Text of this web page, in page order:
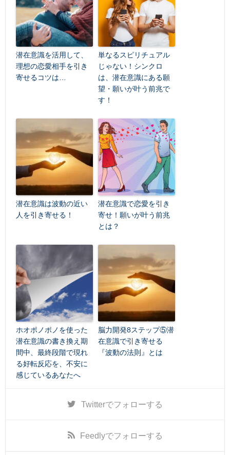
潜在意識を活用して、
理想の恋愛相手を引き
寄せるコツは…
単なるスピリチュアル
じゃない！シンクロ
は、潜在意識にある願
望・願いが叶う前兆で
す！
潜在意識は波動の近い
人を引き寄せる！
潜在意識で恋愛を引き
寄せ！願いが叶う前兆
とは？
ホオポノポノを使った
潜在意識の書き換え期
間中、最終段階で現れ
る好転反応を、不安に
感じているあなたへ
脳力開発8ステップ⑤潜
在意識で引き寄せる
『波動の法則』とは
Twitterでフォローする
Feedlyでフォローする